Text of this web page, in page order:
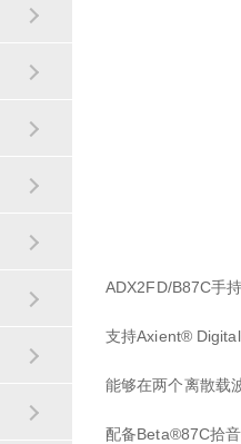
ADX2FD/B87C手
支持Axient®
能够在两个离散载
配备Beta®87C拾